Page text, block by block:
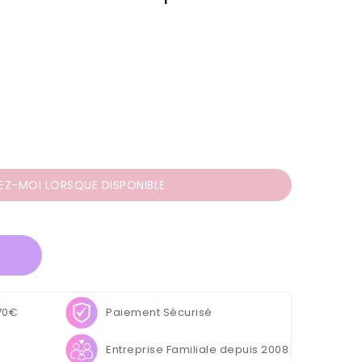
MOI LORSQUE DISPONIBLE
Paiement Sécurisé
Entreprise Familiale depuis 2008